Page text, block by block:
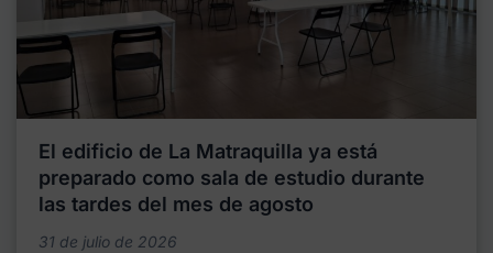
El edificio de La Matraquilla ya está
preparado como sala de estudio durante
las tardes del mes de agosto
31 de julio de 2026